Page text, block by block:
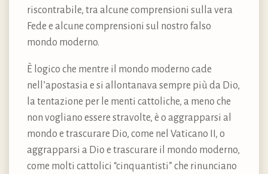
riscontrabile, tra alcune comprensioni sulla vera
Fede e alcune comprensioni sul nostro falso
mondo moderno.
È logico che mentre il mondo moderno cade
nell’apostasia e si allontanava sempre più da Dio,
la tentazione per le menti cattoliche, a meno che
non vogliano essere stravolte, è o aggrapparsi al
mondo e trascurare Dio, come nel Vaticano II, o
aggrapparsi a Dio e trascurare il mondo moderno,
come molti cattolici “cinquantisti” che rinunciano